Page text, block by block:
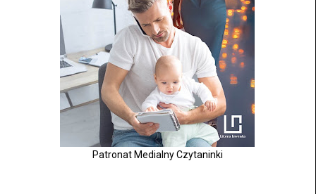
Patronat Medialny Czytaninki